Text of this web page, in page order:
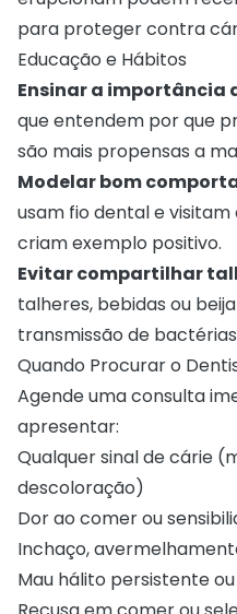
para proteger contra
Educação e Hábitos
Ensinar a importância
que entendem por que
são mais propensas a
Modelar bom
usam fio dental e
criam exemplo positivo.
Evitar compartilhar
talheres, bebidas ou
transmissão de
Quando Procurar o
Agende uma consulta
apresentar:
Qualquer sinal de cárie
descoloração)
Dor ao comer ou
Inchaço,
Mau hálito persistente